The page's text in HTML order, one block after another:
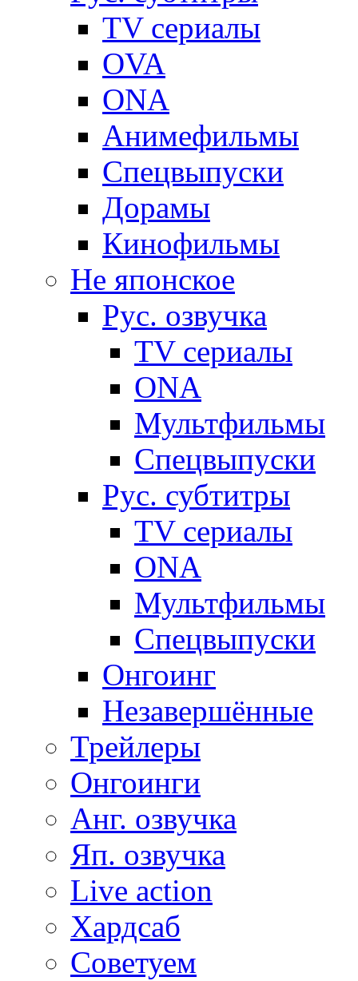
TV сериалы
OVA
ONA
Анимефильмы
Спецвыпуски
Дорамы
Кинофильмы
Не японское
Рус. озвучка
TV сериалы
ONA
Мультфильмы
Спецвыпуски
Рус. субтитры
TV сериалы
ONA
Мультфильмы
Спецвыпуски
Онгоинг
Незавершённые
Трейлеры
Онгоинги
Анг. озвучка
Яп. озвучка
Live action
Хардсаб
Советуем